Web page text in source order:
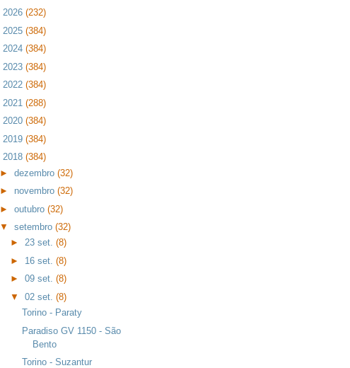
2026 (232)
2025 (384)
2024 (384)
2023 (384)
2022 (384)
2021 (288)
2020 (384)
2019 (384)
2018 (384)
► dezembro (32)
► novembro (32)
► outubro (32)
▼ setembro (32)
►23 set.(8)
► 16 set.(8)
►09 set.(8)
▼02 set.(8)
Torino - Paraty
Paradiso GV 1150 - São
Bento
Torino - Suzantur